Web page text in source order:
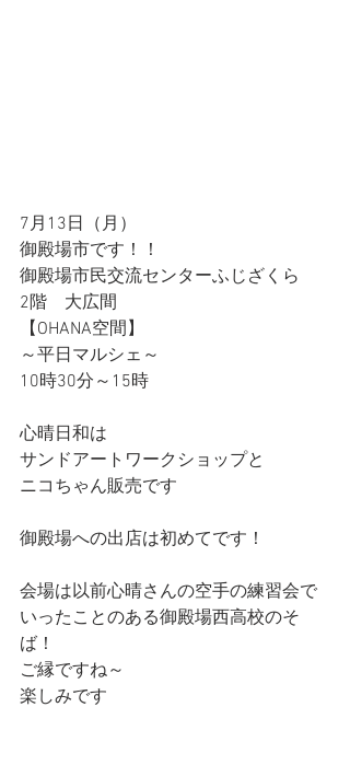
7月13日（月）
御殿場市です！！
御殿場市民交流センターふじざくら
2階　大広間
【OHANA空間】
～平日マルシェ～
10時30分～15時
心晴日和は
サンドアートワークショップと
ニコちゃん販売です
御殿場への出店は初めてです！
会場は以前心晴さんの空手の練習会で
いったことのある御殿場西高校のそ
ば！
ご縁ですね～
楽しみです